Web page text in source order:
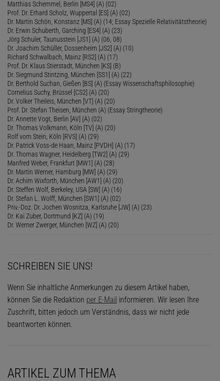
Matthias Schemmel, Berlin [MS4] (A) (02)
Prof. Dr. Erhard Scholz, Wuppertal [ES] (A) (02)
Dr. Martin Schön, Konstanz [MS] (A) (14; Essay Spezielle Relativitätstheorie)
Dr. Erwin Schuberth, Garching [ES4] (A) (23)
Jörg Schuler, Taunusstein [JS1] (A) (06, 08)
Dr. Joachim Schüller, Dossenheim [JS2] (A) (10)
Richard Schwalbach, Mainz [RS2] (A) (17)
Prof. Dr. Klaus Stierstadt, München [KS] (B)
Dr. Siegmund Stintzing, München [SS1] (A) (22)
Dr. Berthold Suchan, Gießen [BS] (A) (Essay Wissenschaftsphilosophie)
Cornelius Suchy, Brüssel [CS2] (A) (20)
Dr. Volker Theileis, München [VT] (A) (20)
Prof. Dr. Stefan Theisen, München (A) (Essay Stringtheorie)
Dr. Annette Vogt, Berlin [AV] (A) (02)
Dr. Thomas Volkmann, Köln [TV] (A) (20)
Rolf vom Stein, Köln [RVS] (A) (29)
Dr. Patrick Voss-de Haan, Mainz [PVDH] (A) (17)
Dr. Thomas Wagner, Heidelberg [TW2] (A) (29)
Manfred Weber, Frankfurt [MW1] (A) (28)
Dr. Martin Werner, Hamburg [MW] (A) (29)
Dr. Achim Wixforth, München [AW1] (A) (20)
Dr. Steffen Wolf, Berkeley, USA [SW] (A) (16)
Dr. Stefan L. Wolff, München [SW1] (A) (02)
Priv.-Doz. Dr. Jochen Wosnitza, Karlsruhe [JW] (A) (23)
Dr. Kai Zuber, Dortmund [KZ] (A) (19)
Dr. Werner Zwerger, München [WZ] (A) (20)
SCHREIBEN SIE UNS!
Wenn Sie inhaltliche Anmerkungen zu diesem Artikel haben,
können Sie die Redaktion per E-Mail informieren. Wir lesen Ihre
Zuschrift, bitten jedoch um Verständnis, dass wir nicht jede
beantworten können.
ARTIKEL ZUM THEMA